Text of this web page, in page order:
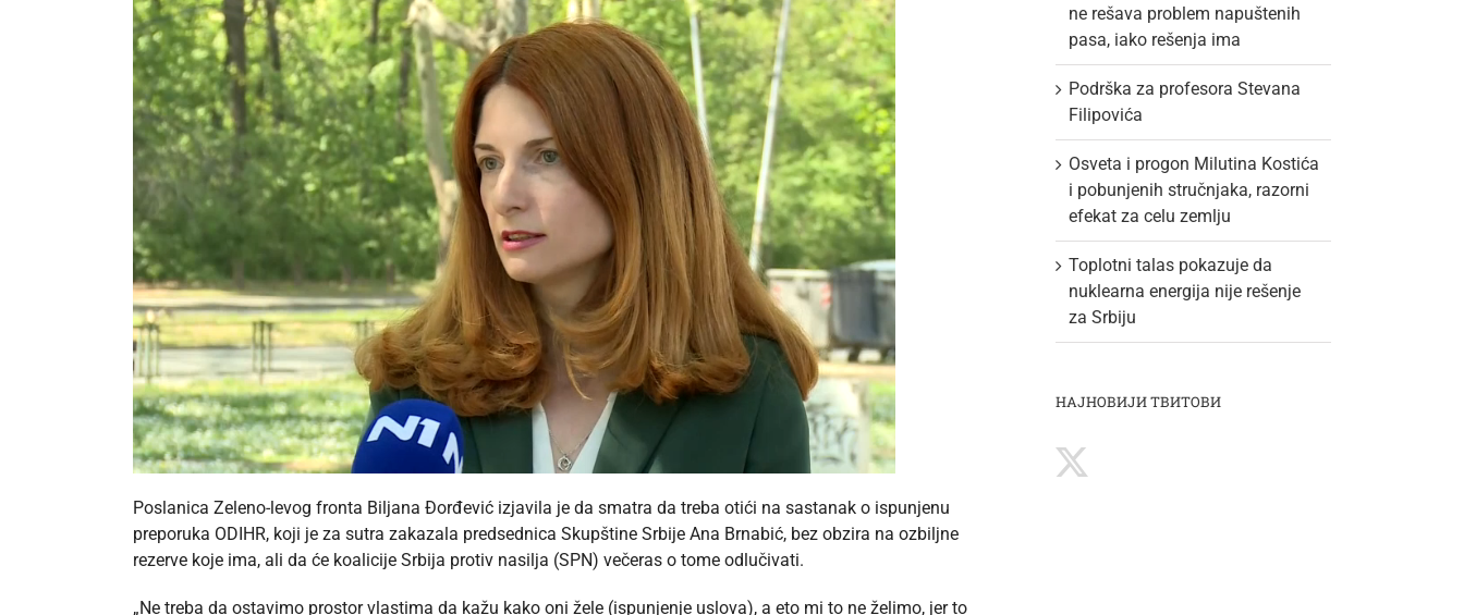
Poslanica Zeleno-levog fronta Biljana Đorđević izjavila je da smatra da treba otići na sastanak o ispunjenu
preporuka ODIHR, koji je za sutra zakazala predsednica Skupštine Srbije Ana Brnabić, bez obzira na ozbiljne
rezerve koje ima, ali da će koalicije Srbija protiv nasilja (SPN) večeras o tome odlučivati.
„Ne treba da ostavimo prostor vlastima da kažu kako oni žele (ispunjenje uslova), a eto mi to ne želimo, jer to
ne rešava problem napuštenih
pasa, iako rešenja ima
Podrška za profesora Stevana
Filipovića
Osveta i progon Milutina Kostića
i pobunjenih stručnjaka, razorni
efekat za celu zemlju
Toplotni talas pokazuje da
nuklearna energija nije rešenje
za Srbiju
НАЈНОВИЈИ ТВИТОВИ